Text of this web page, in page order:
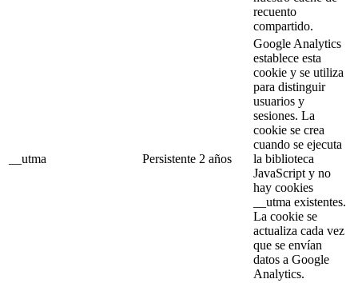
recuento
compartido.
__utma Persistente 2 años
Google Analytics
establece esta
cookie y se utiliza
para distinguir
usuarios y
sesiones. La
cookie se crea
cuando se ejecuta
la biblioteca
JavaScript y no
hay cookies
__utma existentes.
La cookie se
actualiza cada vez
que se envían
datos a Google
Analytics.